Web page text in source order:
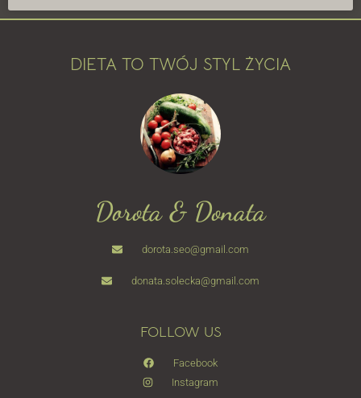
FOLLOW US
Facebook
Instagram
DIETA TO TWÓJ STYL ŻYCIA
Dorota & Donata
dorota.seo@gmail.com
donata.solecka@gmail.com